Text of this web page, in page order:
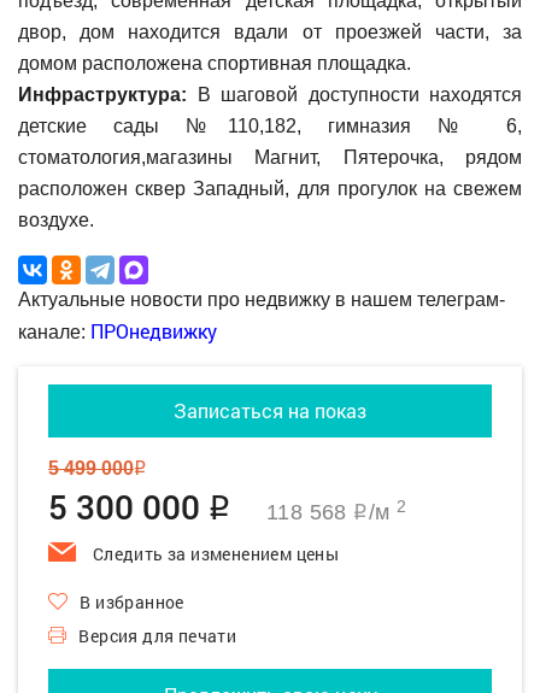
двор, дом находится вдали от проезжей части, за
домом расположена спортивная площадка.
Инфраструктура: В шаговой доступности находятся
детские сады №110,182, гимназия № 6,
стоматология,магазины Магнит, Пятерочка, рядом
расположен сквер Западный, для прогулок на свежем
воздухе.
Актуальные новости про недвижку в нашем телеграм-
канале: ПРОнедвижку
Записаться на показ
5 499 000q
5 300 000 q 118 568 q/м 2
Следить за изменением цены
В избранное
Версия для печати